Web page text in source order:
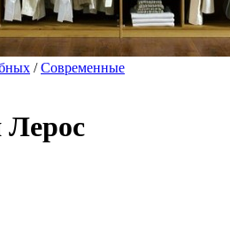
/Современные
Лерос